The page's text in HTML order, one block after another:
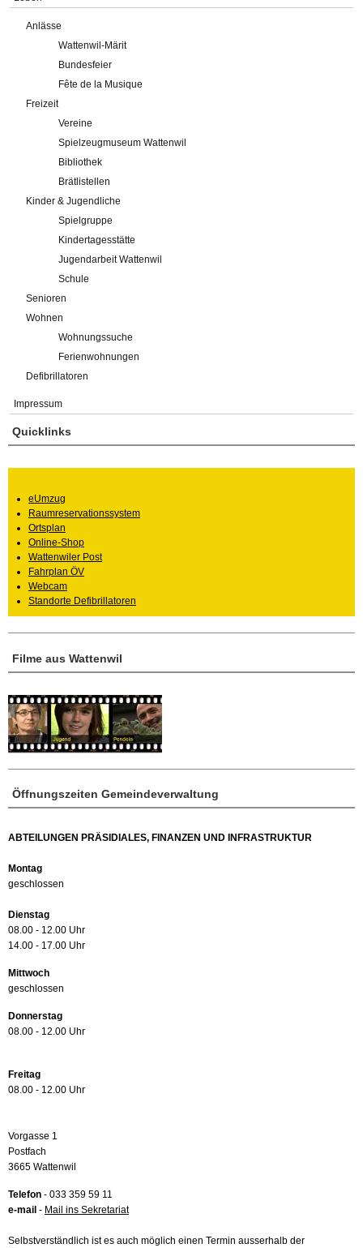
Anlässe
Wattenwil-Märit
Bundesfeier
Fête de la Musique
Freizeit
Vereine
Spielzeugmuseum Wattenwil
Bibliothek
Brätlistellen
Kinder & Jugendliche
Spielgruppe
Kindertagesstätte
Jugendarbeit Wattenwil
Schule
Senioren
Wohnen
Wohnungssuche
Ferienwohnungen
Defibrillatoren
Impressum
Öffnungszeiten Gemeindeverwaltung
ABTEILUNGEN PRÄSIDIALES, FINANZEN UND INFRASTRUKTUR
Montag
geschlossen
Dienstag
08.00 - 12.00 Uhr
14.00 - 17.00 Uhr
Mittwoch
geschlossen
Donnerstag
08.00 - 12.00 Uhr
Freitag
08.00 - 12.00 Uhr
Vorgasse 1
Postfach
3665 Wattenwil
Telefon - 033 359 59 11
e-mail - Mail ins Sekretariat
Selbstverständlich ist es auch möglich einen Termin ausserhalb der
Filme aus Wattenwil
Quicklinks
eUmzug
Raumreservationssystem
Ortsplan
Online-Shop
Wattenwiler Post
Fahrplan ÖV
Webcam
Standorte Defibrillatoren